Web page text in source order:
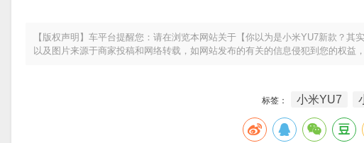
【版权声明】车平台提醒您：请在浏览本网站关于【你以为是小米YU7新款？
以及图片来源于商家投稿和网络转载，如网站发布的有关的信息侵犯到您的权益
标签： 小米YU7